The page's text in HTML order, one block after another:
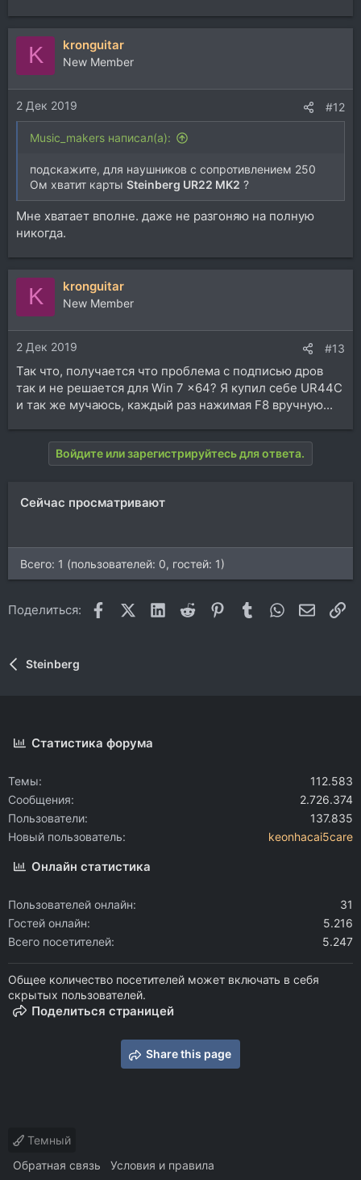
K kronguitar
New Member
2 Дек 2019 #12
Music_makers написал(а):
подскажите, для наушников с сопротивлением 250
Ом хватит карты Steinberg UR22 MK2 ?
Мне хватает вполне. даже не разгоняю на полную
никогда.
K kronguitar
New Member
2 Дек 2019 #13
Так что, получается что проблема с подписью дров
так и не решается для Win 7 x64? Я купил себе UR44C
и так же мучаюсь, каждый раз нажимая F8 вручную...
Войдите или зарегистрируйтесь для ответа.
Сейчас просматривают
Всего: 1 (пользователей: 0, гостей: 1)
Поделиться: FacebookX (Twitter)
LinkedIn
Reddit Pinterest
Tumblr WhatsApp
Steinberg
Статистика форума
Темы
112.583
Сообщения
2.726.374
Пользователи
137.835
Новый пользователь
keonhacai5care
Онлайн статистика
Пользователей онлайн
31
Гостей онлайн
5.216
Всего посетителей
5.247
Общее количество посетителей может включать в себя
скрытых пользователей.
Поделиться страницей
Share this page
Темный
Обратная связь
Условия и правила